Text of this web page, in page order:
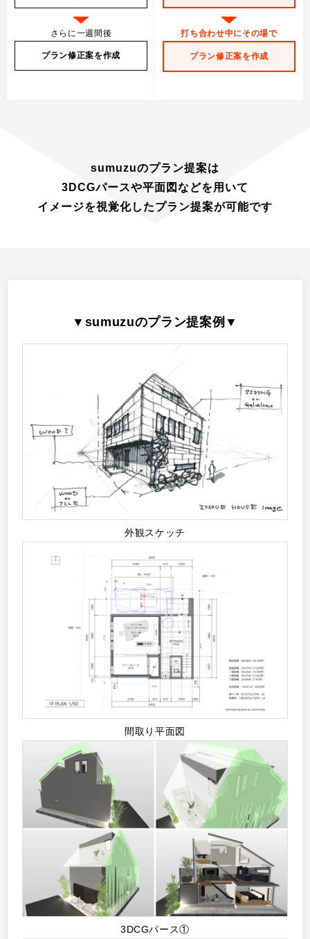
さらに一週間後
プラン修正案を作成
打ち合わせ中にその場で
プラン修正案を作成
sumuzuのプラン提案は
3DCGパースや平面図 などを用いて
イメージを視覚化したプラン提案が可能です
▼sumuzuのプラン提案例▼
外観スケッチ
間取り平面図
3DCGパース①